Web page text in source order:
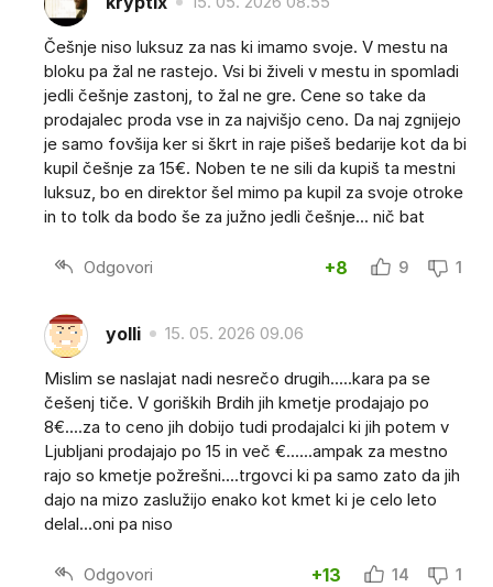
Češnje niso luksuz za nas ki imamo svoje. V mestu na
bloku pa žal ne rastejo. Vsi bi živeli v mestu in spomladi
jedli češnje zastonj, to žal ne gre. Cene so take da
prodajalec proda vse in za najvišjo ceno. Da naj zgnijejo
je samo fovšija ker si škrt in raje pišeš bedarije kot da bi
kupil češnje za 15€. Noben te ne sili da kupiš ta mestni
luksuz, bo en direktor šel mimo pa kupil za svoje otroke
in to tolk da bodo še za južno jedli češnje... nič bat
Odgovori +8 9 1
yolli 15. 05. 2026 09.06
Mislim se naslajat nadi nesrečo drugih.....kara pa se
češenj tiče. V goriških Brdih jih kmetje prodajajo po
8€....za to ceno jih dobijo tudi prodajalci ki jih potem v
Ljubljani prodajajo po 15 in več €......ampak za mestno
rajo so kmetje požrešni....trgovci ki pa samo zato da jih
dajo na mizo zaslužijo enako kot kmet ki je celo leto
delal...oni pa niso
Odgovori +13 14 1